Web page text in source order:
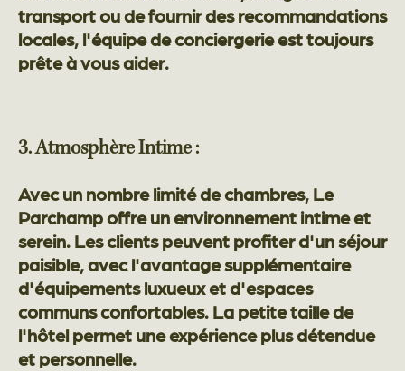
transport ou de fournir des recommandations
locales, l'équipe de conciergerie est toujours
prête à vous aider.
3. Atmosphère Intime :
Avec un nombre limité de chambres, Le
Parchamp offre un environnement intime et
serein. Les clients peuvent profiter d'un séjour
paisible, avec l'avantage supplémentaire
d'équipements luxueux et d'espaces
communs confortables. La petite taille de
l'hôtel permet une expérience plus détendue
et personnelle.